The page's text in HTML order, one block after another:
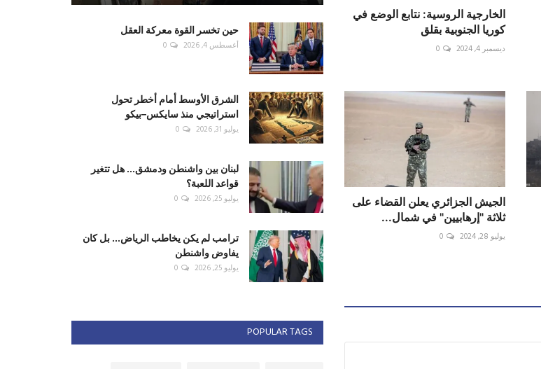
الخارجية الروسية: نتابع ‬الوضع في
كوريا الجنوبية بقلق
ديسمبر 4, 2024 0
الجيش الجزائري يعلن القضاء على
ثلاثة "إرهابيين" في شمال...
يوليو 28, 2024 0
حين تخسر القوة معركة العقل
أغسطس 4, 2026 0
الشرق الأوسط أمام أخطر تحول
استراتيجي منذ سايكس–بيكو
يوليو 31, 2026 0
لبنان بين واشنطن ودمشق... هل تتغير
قواعد اللعبة؟
يوليو 25, 2026 0
ترامب لم يكن يخاطب الرياض... بل كان
يفاوض واشنطن
يوليو 25, 2026 0
POPULAR TAGS